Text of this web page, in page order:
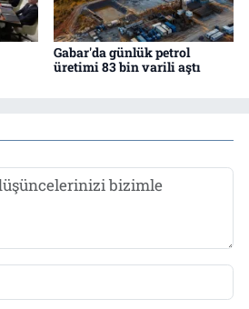
Gabar'da günlük petrol
üretimi 83 bin varili aştı